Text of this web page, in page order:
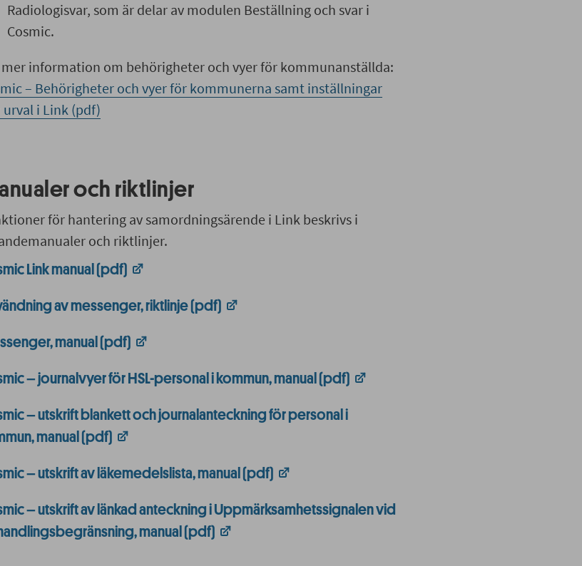
Radiologisvar, som är delar av modulen Beställning och svar i
Cosmic.
mer information om behörigheter och vyer för kommunanställda:
– Behörigheter och vyer för kommunerna samt inställningar
urval i Link (pdf)
och riktlinjer
för hantering av samordningsärende i Link beskrivs i
och riktlinjer.
Link manual (pdf)
av messenger, riktlinje (pdf)
manual (pdf)
– journalvyer för HSL-personal i kommun, manual (pdf)
– utskrift blankett och journalanteckning för personal i
manual (pdf)
– utskrift av läkemedelslista, manual (pdf)
– utskrift av länkad anteckning i Uppmärksamhetssignalen vid
manual (pdf)